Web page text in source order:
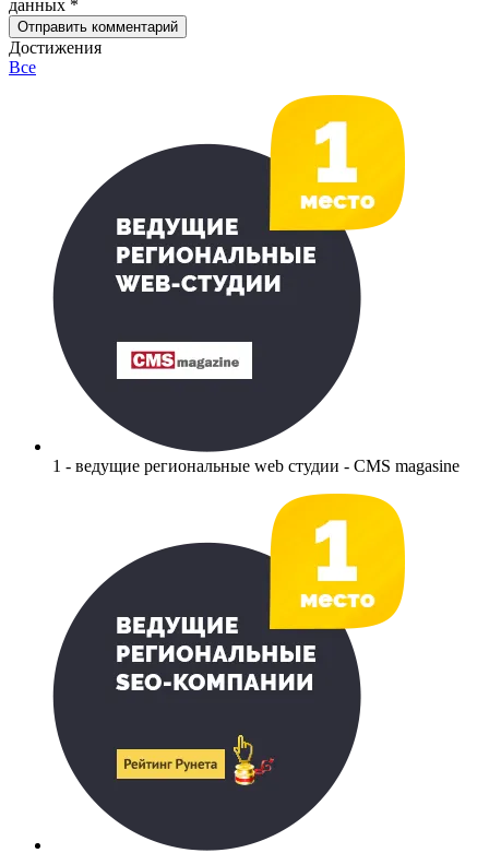
данных *
Отправить комментарий
Достижения
Все
1 - ведущие региональные web студии - CMS magasine